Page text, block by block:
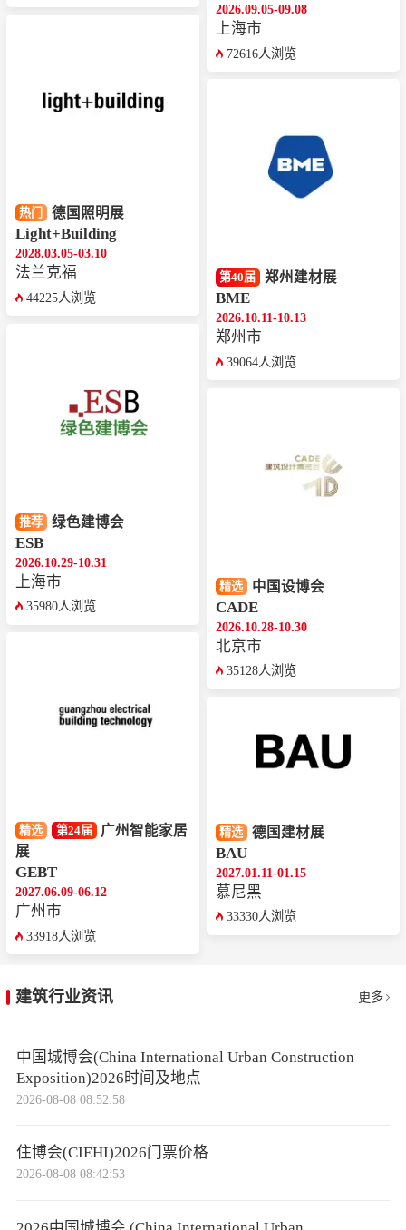
热门 德国照明展
Light+Building
2028.03.05-03.10
法兰克福
44225人浏览
推荐 绿色建博会
ESB
2026.10.29-10.31
上海市
35980人浏览
精选 第24届
广州智能家居
展
GEBT
2027.06.09-06.12
广州市
33918人浏览
2026.09.05-09.08
上海市
72616人浏览
第40届 郑州建材展
BME
2026.10.11-10.13
郑州市
39064人浏览
精选 中国设博会
CADE
2026.10.28-10.30
北京市
35128人浏览
精选 德国建材展
BAU
2027.01.11-01.15
慕尼黑
33330人浏览
建筑行业资讯 更多
中国城博会(China International Urban Construction
Exposition)2026时间及地点
2026-08-08 08:52:58
住博会(CIEHI)2026门票价格
2026-08-08 08:42:53